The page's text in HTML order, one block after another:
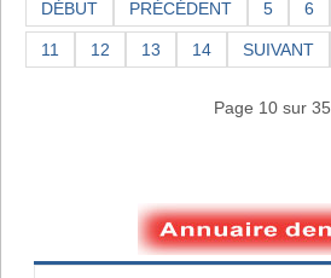
DÉBUT PRÉCÉDENT 5 6
11 12 13 14 SUIVANT
Page 10 sur 35